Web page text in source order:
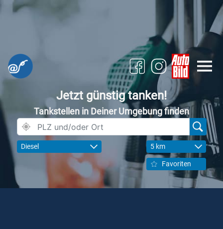
Jetzt günstig tanken!
Tankstellen in Deiner Umgebung finden
Diesel 5 km
Favoriten